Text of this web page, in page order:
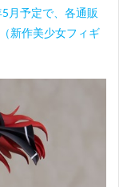
月予定で、各通販
新作美少女フィギ